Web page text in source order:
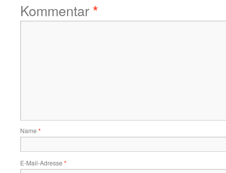
Kommentar*
Name *
E-Mail-Adresse *